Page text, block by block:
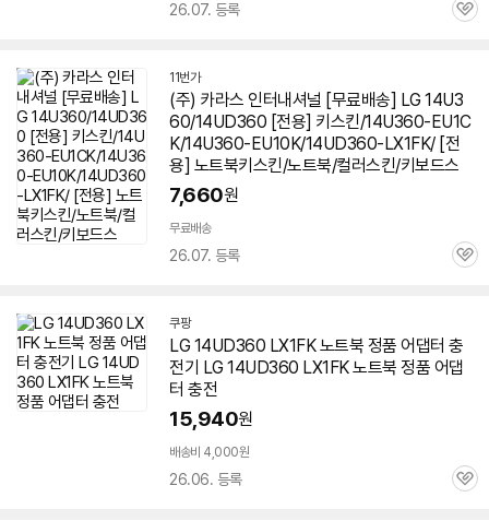
26.07. 등록
관
11번가
(주) 카라스 인터내셔널 [무료배송] LG 14U3
60/14UD360 [전용] 키스킨/14U360-EU1C
K/14U360-EU10K/14UD360-LX1FK/ [전
용] 노트북키스킨/노트북/컬러스킨/키보드스
7,660원
무료배송
26.07. 등록
관
쿠팡
LG 14UD360 LX1FK 노트북 정품 어댑터 충
전기 LG 14UD360 LX1FK 노트북 정품 어댑
터 충전
15,940원
배송비 4,000원
26.06. 등록
관